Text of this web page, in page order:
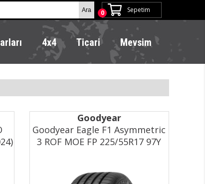
Sepetim
0
4x4 Ticari Mevsim
Goodyear
Goodyear Eagle F1 Asymmetric
3 ROF MOE FP 225/55R17 97Y